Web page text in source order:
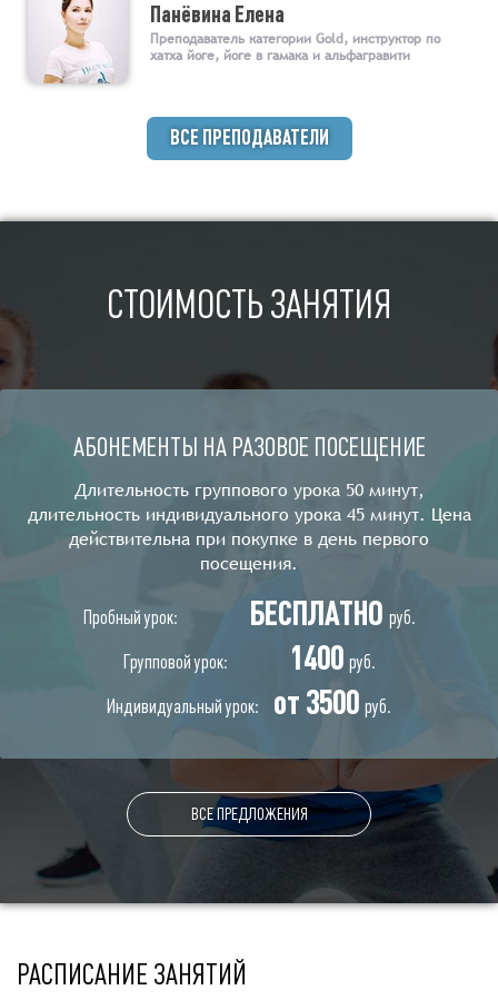
Панёвина Елена
Преподаватель категории Gold, инструктор по
хатха йоге, йоге в гамака и альфагравити
ВСЕ ПРЕПОДАВАТЕЛИ
СТОИМОСТЬ ЗАНЯТИЯ
АБОНЕМЕНТЫ НА РАЗОВОЕ ПОСЕЩЕНИЕ
Длительность группового урока 50 минут,
длительность индивидуального урока 45 минут. Цена
действительна при покупке в день первого
посещения.
Пробный урок: БЕСПЛАТНО руб.
Групповой урок:
1400 руб.
Индивидуальный урок:
от 3500 руб.
ВСЕ ПРЕДЛОЖЕНИЯ
РАСПИСАНИЕ ЗАНЯТИЙ